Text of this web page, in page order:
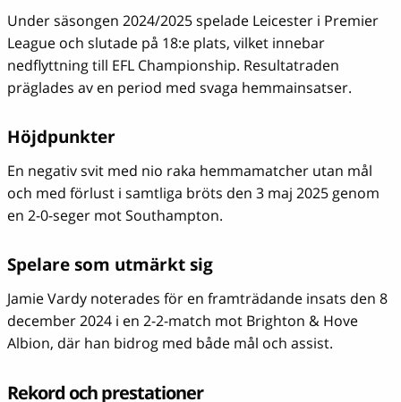
Under säsongen 2024/2025 spelade Leicester i Premier
League och slutade på 18:e plats, vilket innebar
nedflyttning till EFL Championship. Resultatraden
präglades av en period med svaga hemmainsatser.
Höjdpunkter
En negativ svit med nio raka hemmamatcher utan mål
och med förlust i samtliga bröts den 3 maj 2025 genom
en 2-0-seger mot Southampton.
Spelare som utmärkt sig
Jamie Vardy noterades för en framträdande insats den 8
december 2024 i en 2-2-match mot Brighton & Hove
Albion, där han bidrog med både mål och assist.
Rekord och prestationer